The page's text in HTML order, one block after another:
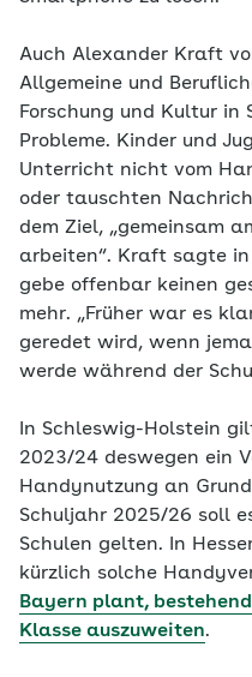
Auch Alexander Kraft
Allgemeine und
Forschung und Kultur in
Probleme. Kinder und
Unterricht nicht vom
oder tauschten
dem Ziel, „gemeinsam
arbeiten“. Kraft sagte in
gebe offenbar keinen
mehr. „Früher war es
geredet wird, wenn
werde während der
In Schleswig-Holstein
2023/24 deswegen ein
Handynutzung an
Schuljahr 2025/26 soll
Schulen gelten. In
kürzlich solche
Bayern plant,
Klasse auszuweiten.